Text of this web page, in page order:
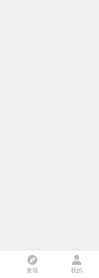
发现 我的